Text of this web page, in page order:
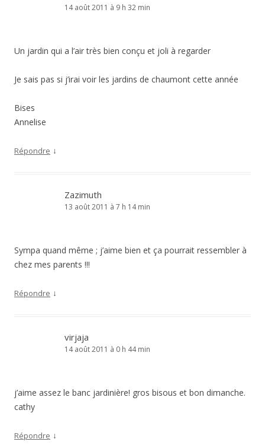
14 août 2011 à 9 h 32 min
Un jardin qui a l’air très bien conçu et joli à regarder
Je sais pas si j’irai voir les jardins de chaumont cette année
Bises
Annelise
Répondre ↓
Zazimuth
13 août 2011 à 7 h 14 min
Sympa quand même ; j’aime bien et ça pourrait ressembler à
chez mes parents !!!
Répondre ↓
virjaja
14 août 2011 à 0 h 44 min
j’aime assez le banc jardinière! gros bisous et bon dimanche.
cathy
Répondre ↓